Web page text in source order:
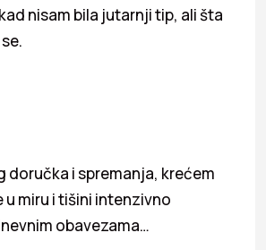
nisam bila jutarnji tip, ali šta
doručka i spremanja, krećem
u miru i tišini intenzivno
obavezama…